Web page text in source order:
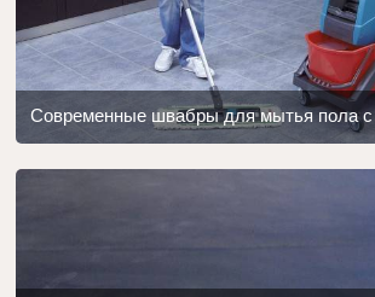
Современные швабры для мытья пола